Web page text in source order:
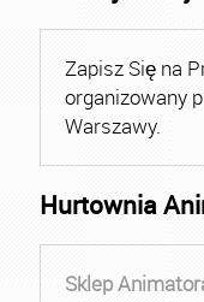
Zapisz Się na
organizowany
Warszawy.
Hurtownia
Sklep